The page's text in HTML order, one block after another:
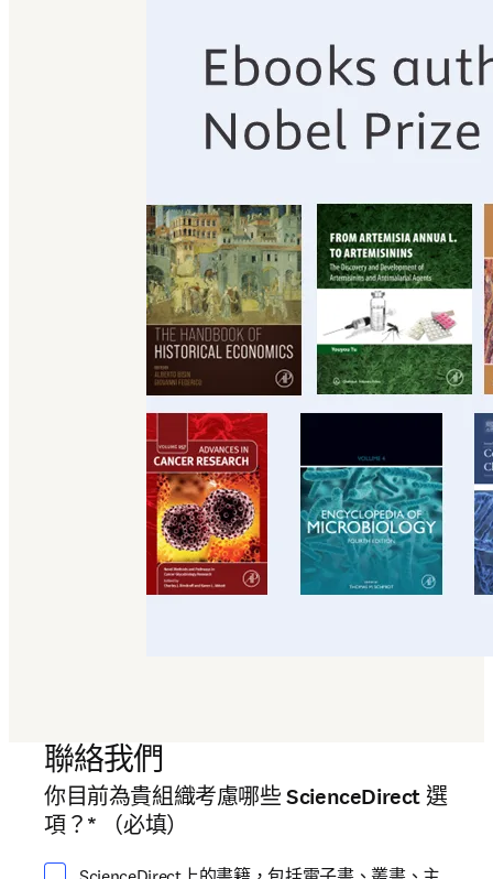
聯絡我們
請至少選擇一個選項
你目前為貴組織考慮哪些 ScienceDirect 選
項？* （必填）